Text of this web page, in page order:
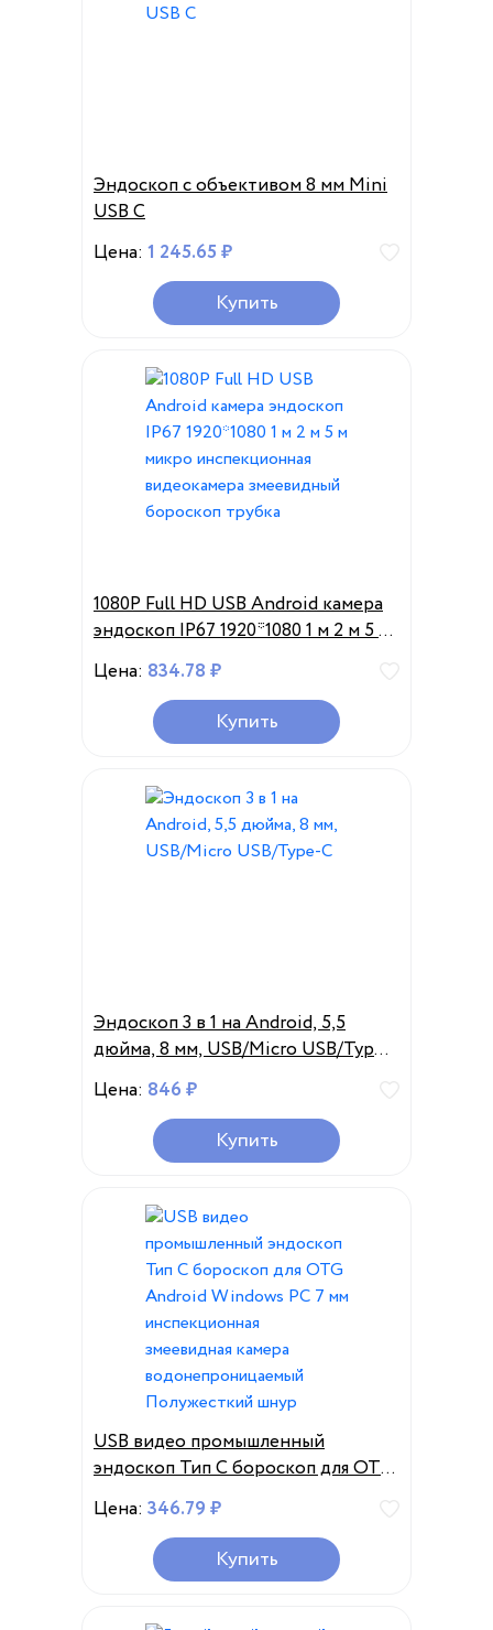
Эндоскоп с объективом 8 мм Mini
USB C
Цена: 1 245.65 ₽
Купить
1080P Full HD USB Android камера
эндоскоп IP67 1920*1080 1 м 2 м 5 м
микро инспекционная
видеокамера змеевидный
бороскоп трубка
Цена: 834.78 ₽
Купить
Эндоскоп 3 в 1 на Android, 5,5
дюйма, 8 мм, USB/Micro USB/Type-
C
Цена: 846 ₽
Купить
USB видео промышленный
эндоскоп Тип C бороскоп для OTG
Android Windows PC 7 мм
инспекционная змеевидная
камера водонепроницаемый
Полужесткий шнур
Цена: 346.79 ₽
Купить